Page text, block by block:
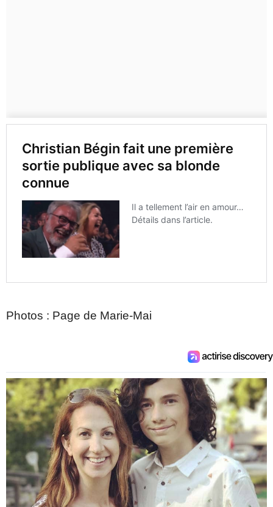
Photos : Page de Marie-Mai